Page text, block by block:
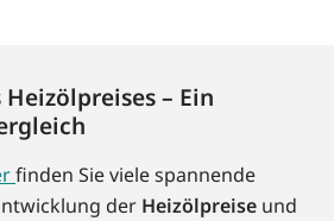
– Ein
finden Sie viele spannende
der Heizölpreise und